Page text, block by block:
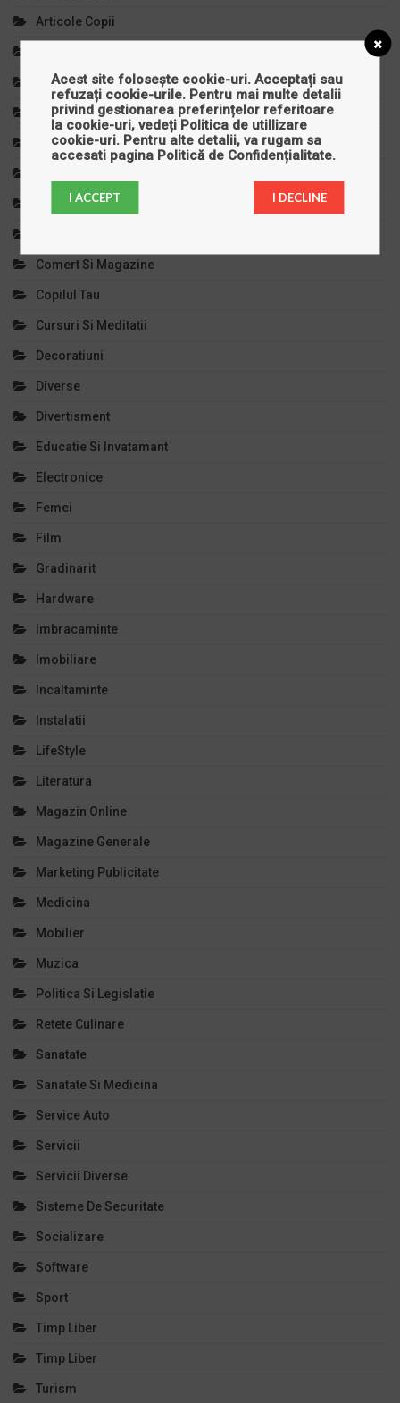
Articole Copii
Autoturisme
Bijuterii
Calculatoare
Cinema
Comert Si Magazine
Copilul Tau
Cursuri Si Meditatii
Decoratiuni
Diverse
Divertisment
Educatie Si Invatamant
Electronice
Femei
Film
Gradinarit
Hardware
Imbracaminte
Imobiliare
Incaltaminte
Instalatii
LifeStyle
Literatura
Magazin Online
Magazine Generale
Marketing Publicitate
Medicina
Mobilier
Muzica
Politica Si Legislatie
Retete Culinare
Sanatate
Sanatate Si Medicina
Service Auto
Servicii
Servicii Diverse
Sisteme De Securitate
Socializare
Software
Sport
Timp Liber
Timp Liber
Turism
Acest site folosește cookie-uri. Acceptați sau
refuzați cookie-urile. Pentru mai multe detalii
privind gestionarea preferințelor referitoare
la cookie-uri, vedeți Politica de utillizare
cookie-uri. Pentru alte detalii, va rugam sa
accesati pagina Politică de Confidențialitate.
I ACCEPT I DECLINE